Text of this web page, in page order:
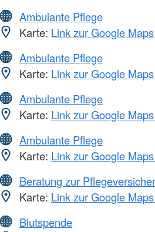
Ambulante Pflege
Karte: Link zur Google
Ambulante Pflege
Karte: Link zur Google
Ambulante Pflege
Karte: Link zur Google
Ambulante Pflege
Karte: Link zur Google
Beratung zur
Karte: Link zur Google
Blutspende